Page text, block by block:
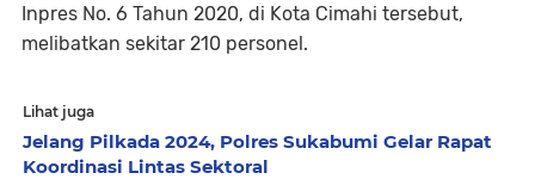
Inpres No. 6 Tahun 2020, di Kota Cimahi tersebut,
melibatkan sekitar 210 personel.
Lihat juga
Jelang Pilkada 2024, Polres Sukabumi Gelar Rapat
Koordinasi Lintas Sektoral